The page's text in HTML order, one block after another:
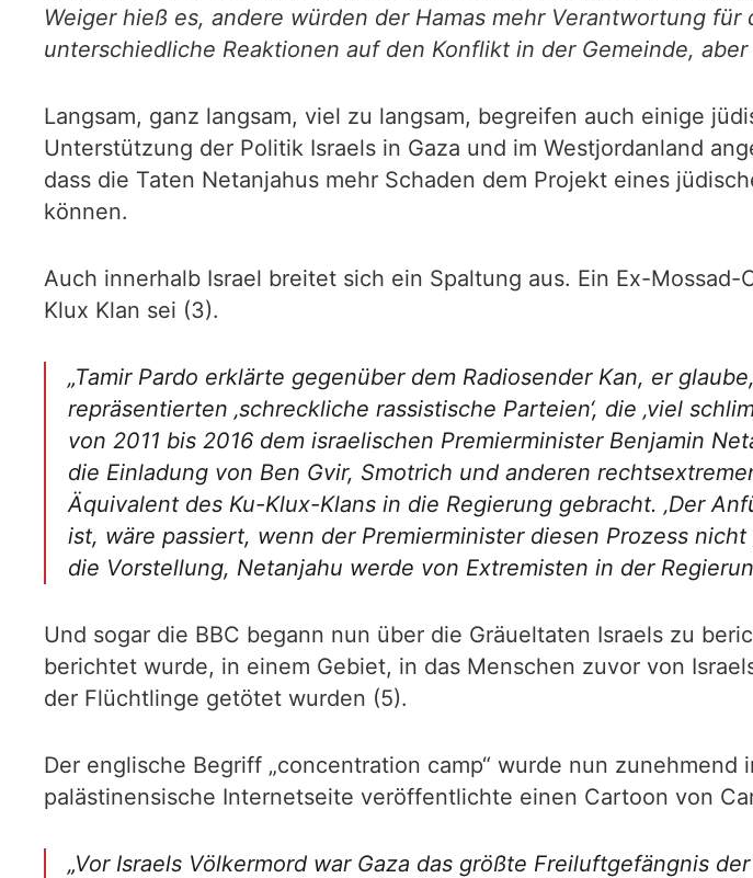
Weiger hieß es, andere würden der Hamas mehr Verantwortung für
unterschiedliche Reaktionen auf den Konflikt in der Gemeinde, aber
Langsam, ganz langsam, viel zu langsam, begreifen auch einige
Unterstützung der Politik Israels in Gaza und im Westjordanland
dass die Taten Netanjahus mehr Schaden dem Projekt eines
können.
Auch innerhalb Israel breitet sich ein Spaltung aus. Ein Ex-
Klux Klan sei (3).
„Tamir Pardo erklärte gegenüber dem Radiosender Kan, er
repräsentierten ‚schreckliche rassistische Parteien‘, die ‚viel
von 2011 bis 2016 dem israelischen Premierminister Benjamin
die Einladung von Ben Gvir, Smotrich und anderen
Äquivalent des Ku-Klux-Klans in die Regierung gebracht. ‚Der
ist, wäre passiert, wenn der Premierminister diesen Prozess
die Vorstellung, Netanjahu werde von Extremisten in der
Und sogar die BBC begann nun über die Gräueltaten Israels zu
berichtet wurde, in einem Gebiet, in das Menschen zuvor von
der Flüchtlinge getötet wurden (5).
Der englische Begriff „concentration camp“ wurde nun
palästinensische Internetseite veröffentlichte einen Cartoon von
„Vor Israels Völkermord war Gaza das größte Freiluftgefängnis